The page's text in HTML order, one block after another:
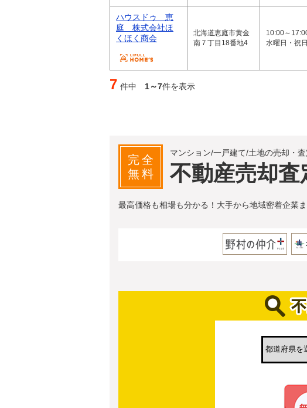
ハウスドゥ 恵
庭 株式会社ほ
くほく商会
北海道恵庭市黄金
南７丁目18番地4
10:00～
水曜日・祝
7 件中 1～7件を表示
完全
無料
マンション/一戸建て/土地の売却・査
不動産売却査
最高価格も相場も分かる！大手から地域密着企業ま